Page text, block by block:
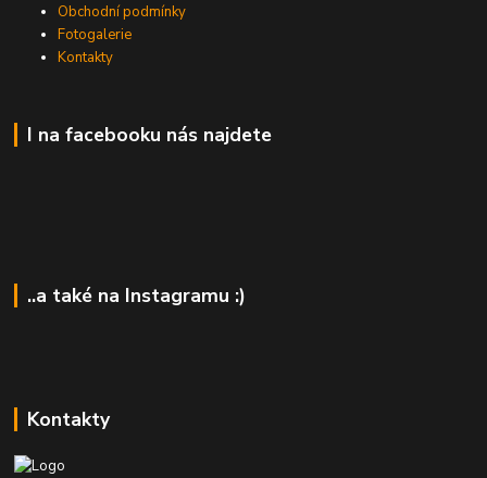
Obchodní podmínky
Fotogalerie
Kontakty
I na facebooku nás najdete
..a také na Instagramu :)
Kontakty